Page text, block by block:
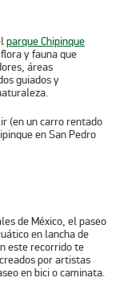
parque Chipinque
y fauna que
áreas
guiados y
(en un carro rentado
en San Pedro
de México, el paseo
en lancha de
este recorrido te
por artistas
en bici o caminata.